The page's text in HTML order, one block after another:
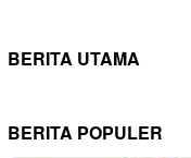
BERITA UTAMA
BERITA POPULER